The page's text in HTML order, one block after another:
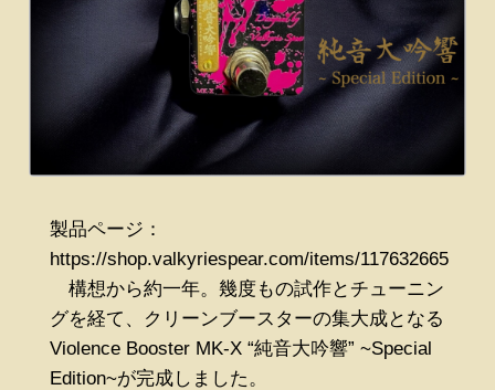
製品ページ：
https://shop.valkyriespear.com/items/117632665
構想から約一年。幾度もの試作とチューニン
グを経て、クリーンブースターの集大成となる
Violence Booster MK-X “純音大吟響” ~Special
Edition~が完成しました。